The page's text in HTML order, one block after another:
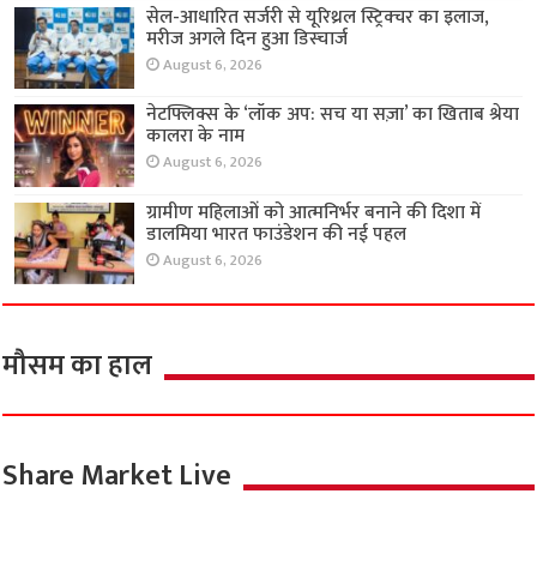
सेल-आधारित सर्जरी से यूरिथ्रल स्ट्रिक्चर का इलाज,
मरीज अगले दिन हुआ डिस्चार्ज
August 6, 2026
नेटफ्लिक्स के ‘लॉक अप: सच या सज़ा’ का खिताब श्रेया
कालरा के नाम
August 6, 2026
ग्रामीण महिलाओं को आत्मनिर्भर बनाने की दिशा में
डालमिया भारत फाउंडेशन की नई पहल
August 6, 2026
मौसम का हाल
Share Market Live